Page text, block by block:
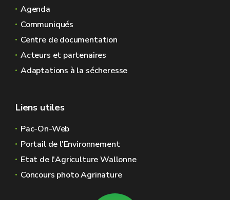
Agenda
Communiqués
Centre de documentation
Acteurs et partenaires
Adaptations à la sécheresse
Liens utiles
Pac-On-Web
Portail de l'Environnement
Etat de l'Agriculture Wallonne
Concours photo Agrinature